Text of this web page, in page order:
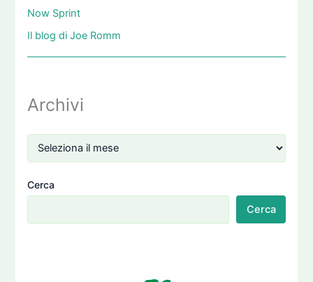
Now Sprint
Il blog di Joe Romm
Archivi
Cerca
Cerca